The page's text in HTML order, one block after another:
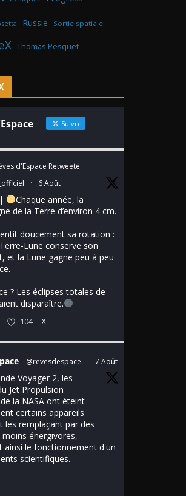
Russie Sortie spatiale
Thomas Pesquet
Suivre
d'Espace Retweeté
· 6 Août
|
Chaque année, la
de la Terre d’environ 4 cm.
doucement sa rotation :
Lune conserve son
et la Lune gagne peu à peu
? Les éclipses totales de
disparaître.
104 X
@revesdespace · 7 Août
Voyager 2, les
Jet Propulsion
la NASA ont éteint
certains appareils
les remplaçant par des
énergivores,
ainsi le fonctionnement d'un
scientifiques.